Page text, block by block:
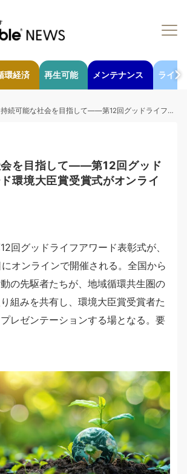
環経済 再生可能 メンテナンス ライフ
持続可能な社会を目指して――第12回グッドライフアワード環境大臣賞受賞式がオンライン開催
会を目指して――第12回グッド
環境大臣賞受賞式がオンライ
回グッドライフアワード表彰式が、
オンラインで開催される。全国から
の先駆者たちが、地域循環共生圏の
組みを共有し、環境大臣賞受賞者た
レゼンテーションする場となる。要